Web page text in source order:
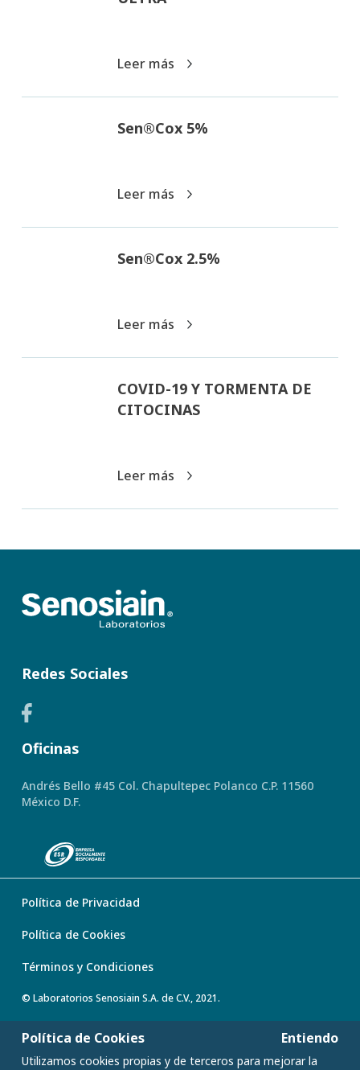
Leer más
Sen®Cox 5%
Leer más
Sen®Cox 2.5%
Leer más
COVID-19 Y TORMENTA DE
CITOCINAS
Leer más
Redes Sociales
Oficinas
Andrés Bello #45 Col. Chapultepec Polanco C.P. 11560
México D.F.
© Laboratorios Senosiain S.A. de C.V., 2021.
Política de Privacidad
Política de Cookies
Términos y Condiciones
Política de Cookies Entiendo
Utilizamos cookies propias y de terceros para mejorar la